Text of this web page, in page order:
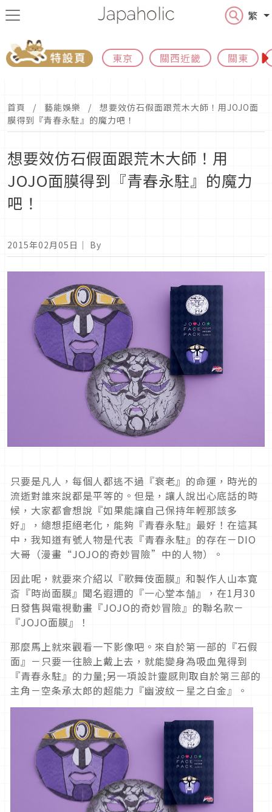
繁
東京 關西近畿 關東
首頁 藝能娛樂
想要效仿石假面跟荒木大師！用JOJO面
膜得到『青春永駐』的魔力吧！
想要效仿石假面跟荒木大師！用
JOJO面膜得到『青春永駐』的魔力
吧！
2015年02月05日 ｜ By
只要是凡人，每個人都逃不過『衰老』的命運，時光的
流逝對誰來說都是平等的。但是，讓人說出心底話的時
候，大家都會想說『如果能讓自己保持年輕那該多
好』，總想拒絕老化，能夠『青春永駐』最好！在這其
中，我知道有號人物是代表『青春永駐』的存在－DIO
大哥（漫畫“JOJO的奇妙冒險”中的人物）。
因此呢，就要來介紹以『歌舞伎面膜』和製作人山本寛
斎『時尚面膜』聞名遐邇的『一心堂本舗』，在1月30
日發售與電視動畫『JOJO的奇妙冒險』的聯名款－
『JOJO面膜』！
那麼馬上就來觀看一下影像吧。來自於第一部的『石假
面』－只要一往臉上戴上去，就能變身為吸血鬼得到
『青春永駐』的力量;另一項設計靈感則取自於第三部的
主角－空条承太郎的超能力『幽波紋－星之白金』。